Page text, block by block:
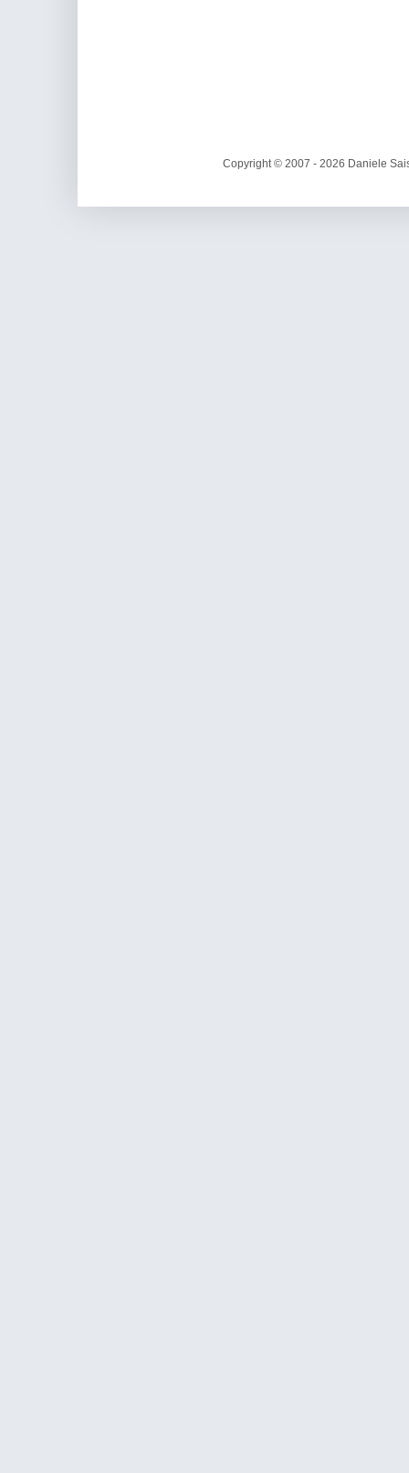
Copyright © 2007 - 2026 Daniele